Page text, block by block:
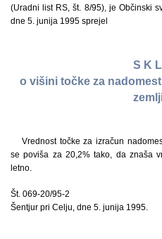
(Uradni list RS, št. 8/95), je Občinski
dne 5. junija 1995 sprejel
S K
o višini točke za
Vrednost točke za izračun
se poviša za 20,2% tako, da znaša
letno.
Št. 069-20/95-2
Šentjur pri Celju, dne 5. junija 1995.